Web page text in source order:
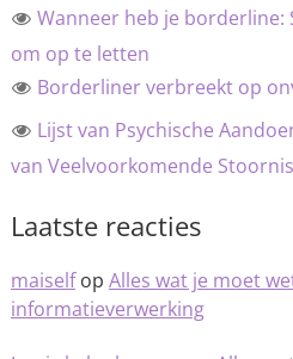
Wanneer heb je borderline:
om op te letten
Borderliner verbreekt op
Lijst van Psychische
van Veelvoorkomende
Laatste reacties
maiselfop Alles wat je moet
informatieverwerking